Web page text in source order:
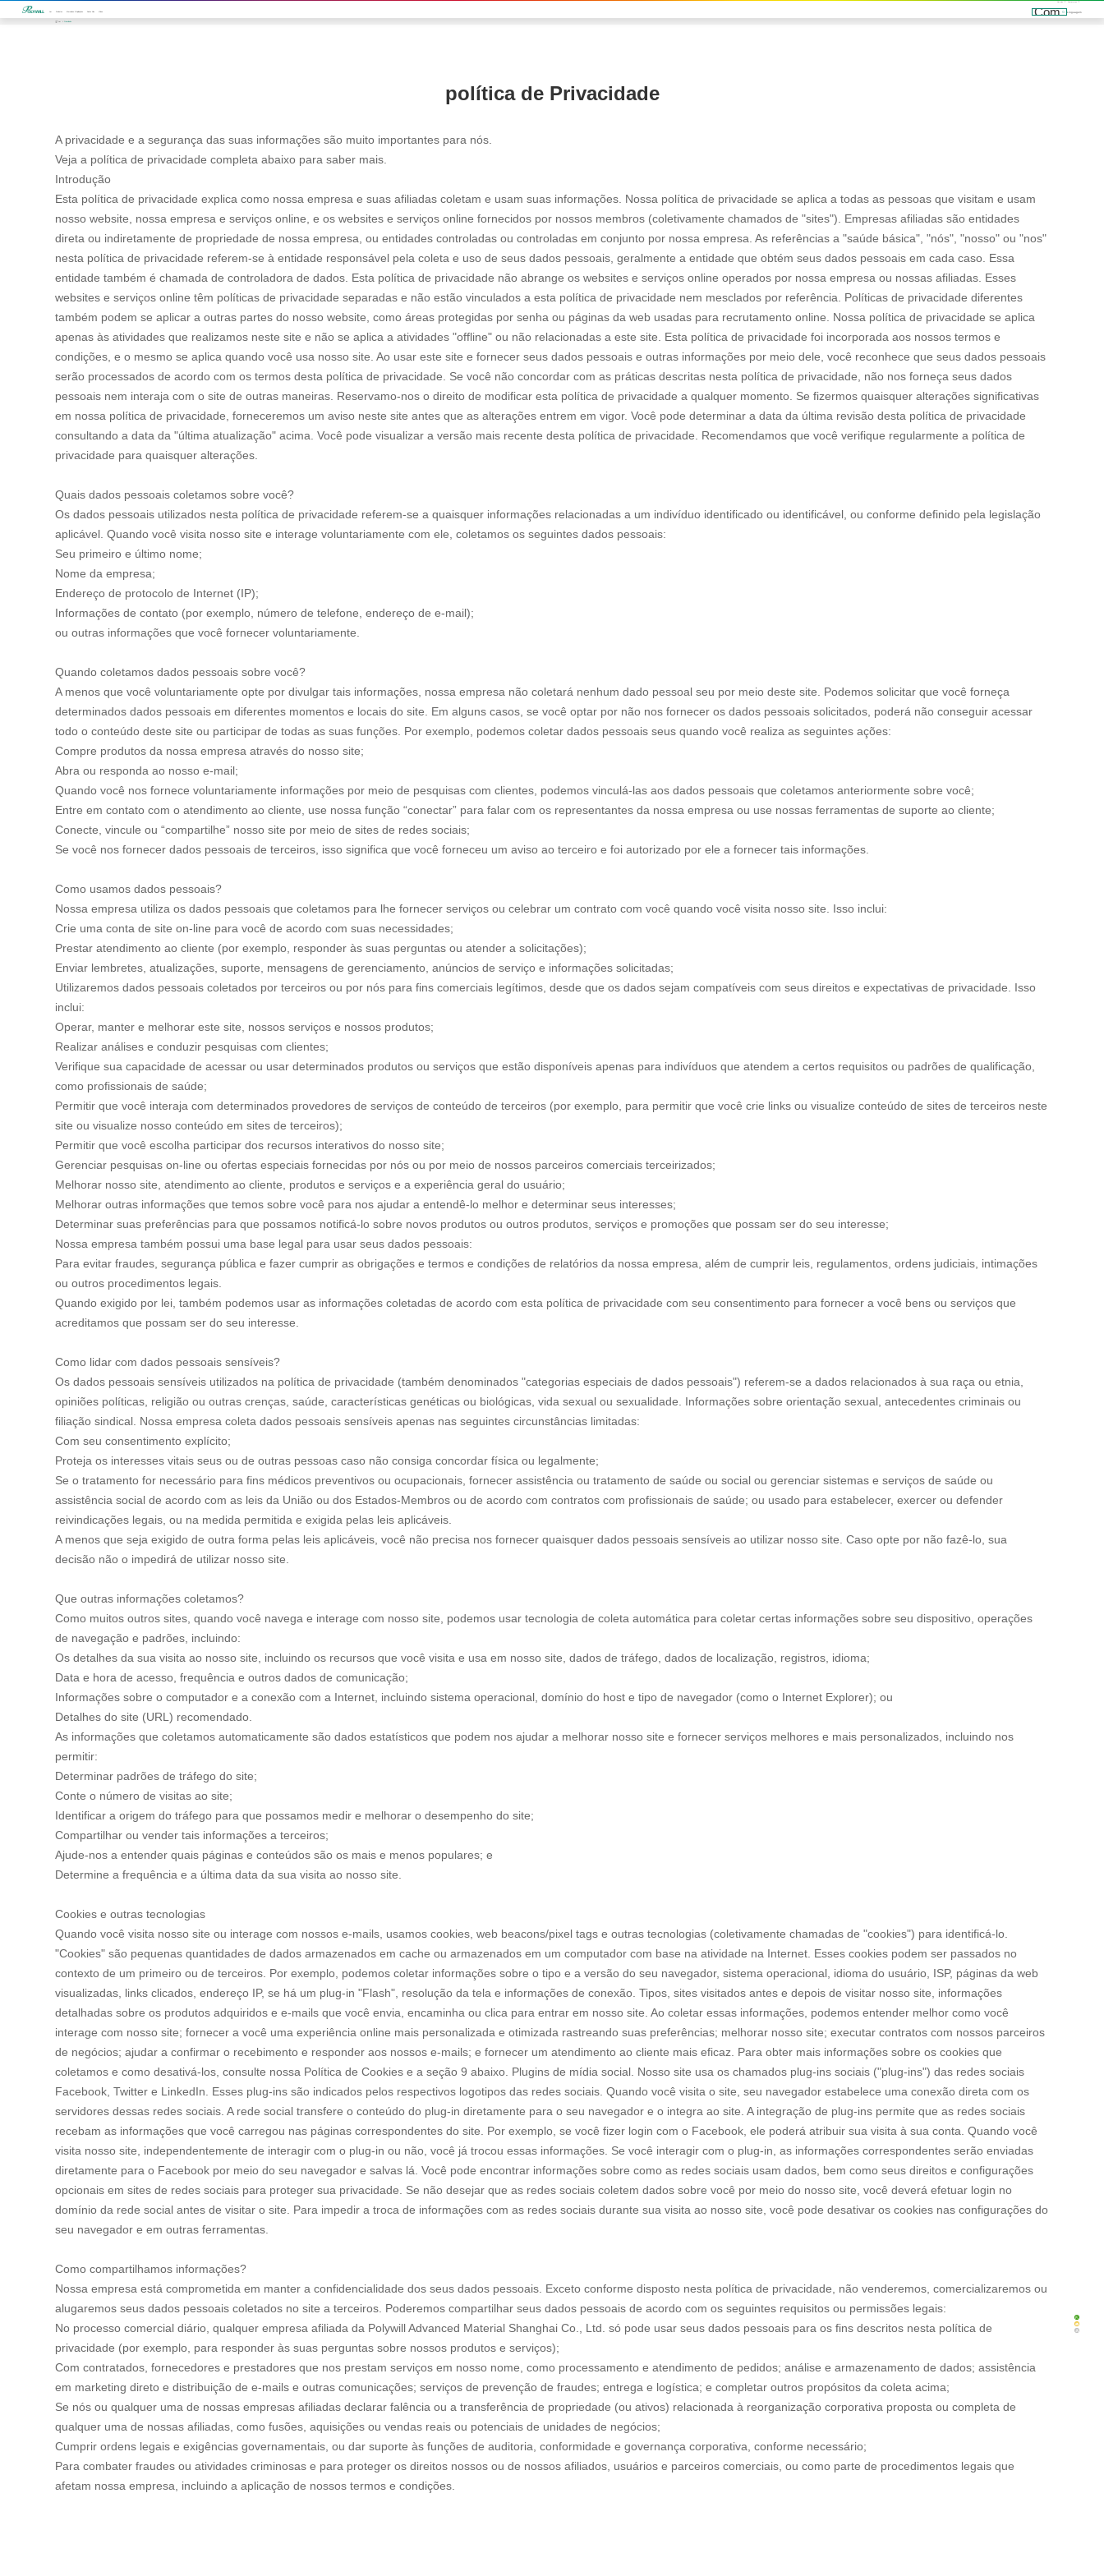
Lar Produtos Mercados E Aplicações Sobre Nós Vídeo Linguagem
Privacidade
política de Privacidade
A privacidade e a segurança das suas informações são muito importantes para nós.
Veja a política de privacidade completa abaixo para saber mais.
Introdução
Esta política de privacidade explica como nossa empresa e suas afiliadas coletam e usam suas informações. Nossa política de privacidade se aplica a todas as pessoas que visitam e usam
nosso website, nossa empresa e serviços online, e os websites e serviços online fornecidos por nossos membros (coletivamente chamados de "sites"). Empresas afiliadas são entidades
direta ou indiretamente de propriedade de nossa empresa, ou entidades controladas ou controladas em conjunto por nossa empresa. As referências a "saúde básica", "nós", "nosso" ou "nos"
nesta política de privacidade referem-se à entidade responsável pela coleta e uso de seus dados pessoais, geralmente a entidade que obtém seus dados pessoais em cada caso. Essa
entidade também é chamada de controladora de dados. Esta política de privacidade não abrange os websites e serviços online operados por nossa empresa ou nossas afiliadas. Esses
websites e serviços online têm políticas de privacidade separadas e não estão vinculados a esta política de privacidade nem mesclados por referência. Políticas de privacidade diferentes
também podem se aplicar a outras partes do nosso website, como áreas protegidas por senha ou páginas da web usadas para recrutamento online. Nossa política de privacidade se aplica
apenas às atividades que realizamos neste site e não se aplica a atividades "offline" ou não relacionadas a este site. Esta política de privacidade foi incorporada aos nossos termos e
condições, e o mesmo se aplica quando você usa nosso site. Ao usar este site e fornecer seus dados pessoais e outras informações por meio dele, você reconhece que seus dados pessoais
serão processados de acordo com os termos desta política de privacidade. Se você não concordar com as práticas descritas nesta política de privacidade, não nos forneça seus dados
pessoais nem interaja com o site de outras maneiras. Reservamo-nos o direito de modificar esta política de privacidade a qualquer momento. Se fizermos quaisquer alterações significativas
em nossa política de privacidade, forneceremos um aviso neste site antes que as alterações entrem em vigor. Você pode determinar a data da última revisão desta política de privacidade
consultando a data da "última atualização" acima. Você pode visualizar a versão mais recente desta política de privacidade. Recomendamos que você verifique regularmente a política de
privacidade para quaisquer alterações.
Quais dados pessoais coletamos sobre você?
Os dados pessoais utilizados nesta política de privacidade referem-se a quaisquer informações relacionadas a um indivíduo identificado ou identificável, ou conforme definido pela legislação
aplicável. Quando você visita nosso site e interage voluntariamente com ele, coletamos os seguintes dados pessoais:
Seu primeiro e último nome;
Nome da empresa;
Endereço de protocolo de Internet (IP);
Informações de contato (por exemplo, número de telefone, endereço de e-mail);
ou outras informações que você fornecer voluntariamente.
Quando coletamos dados pessoais sobre você?
A menos que você voluntariamente opte por divulgar tais informações, nossa empresa não coletará nenhum dado pessoal seu por meio deste site. Podemos solicitar que você forneça
determinados dados pessoais em diferentes momentos e locais do site. Em alguns casos, se você optar por não nos fornecer os dados pessoais solicitados, poderá não conseguir acessar
todo o conteúdo deste site ou participar de todas as suas funções. Por exemplo, podemos coletar dados pessoais seus quando você realiza as seguintes ações:
Compre produtos da nossa empresa através do nosso site;
Abra ou responda ao nosso e-mail;
Quando você nos fornece voluntariamente informações por meio de pesquisas com clientes, podemos vinculá-las aos dados pessoais que coletamos anteriormente sobre você;
Entre em contato com o atendimento ao cliente, use nossa função “conectar” para falar com os representantes da nossa empresa ou use nossas ferramentas de suporte ao cliente;
Conecte, vincule ou “compartilhe” nosso site por meio de sites de redes sociais;
Se você nos fornecer dados pessoais de terceiros, isso significa que você forneceu um aviso ao terceiro e foi autorizado por ele a fornecer tais informações.
Como usamos dados pessoais?
Nossa empresa utiliza os dados pessoais que coletamos para lhe fornecer serviços ou celebrar um contrato com você quando você visita nosso site. Isso inclui:
Crie uma conta de site on-line para você de acordo com suas necessidades;
Prestar atendimento ao cliente (por exemplo, responder às suas perguntas ou atender a solicitações);
Enviar lembretes, atualizações, suporte, mensagens de gerenciamento, anúncios de serviço e informações solicitadas;
Utilizaremos dados pessoais coletados por terceiros ou por nós para fins comerciais legítimos, desde que os dados sejam compatíveis com seus direitos e expectativas de privacidade. Isso
inclui:
Operar, manter e melhorar este site, nossos serviços e nossos produtos;
Realizar análises e conduzir pesquisas com clientes;
Verifique sua capacidade de acessar ou usar determinados produtos ou serviços que estão disponíveis apenas para indivíduos que atendem a certos requisitos ou padrões de qualificação,
como profissionais de saúde;
Permitir que você interaja com determinados provedores de serviços de conteúdo de terceiros (por exemplo, para permitir que você crie links ou visualize conteúdo de sites de terceiros neste
site ou visualize nosso conteúdo em sites de terceiros);
Permitir que você escolha participar dos recursos interativos do nosso site;
Gerenciar pesquisas on-line ou ofertas especiais fornecidas por nós ou por meio de nossos parceiros comerciais terceirizados;
Melhorar nosso site, atendimento ao cliente, produtos e serviços e a experiência geral do usuário;
Melhorar outras informações que temos sobre você para nos ajudar a entendê-lo melhor e determinar seus interesses;
Determinar suas preferências para que possamos notificá-lo sobre novos produtos ou outros produtos, serviços e promoções que possam ser do seu interesse;
Nossa empresa também possui uma base legal para usar seus dados pessoais:
Para evitar fraudes, segurança pública e fazer cumprir as obrigações e termos e condições de relatórios da nossa empresa, além de cumprir leis, regulamentos, ordens judiciais, intimações
ou outros procedimentos legais.
Quando exigido por lei, também podemos usar as informações coletadas de acordo com esta política de privacidade com seu consentimento para fornecer a você bens ou serviços que
acreditamos que possam ser do seu interesse.
Como lidar com dados pessoais sensíveis?
Os dados pessoais sensíveis utilizados na política de privacidade (também denominados "categorias especiais de dados pessoais") referem-se a dados relacionados à sua raça ou etnia,
opiniões políticas, religião ou outras crenças, saúde, características genéticas ou biológicas, vida sexual ou sexualidade. Informações sobre orientação sexual, antecedentes criminais ou
filiação sindical. Nossa empresa coleta dados pessoais sensíveis apenas nas seguintes circunstâncias limitadas:
Com seu consentimento explícito;
Proteja os interesses vitais seus ou de outras pessoas caso não consiga concordar física ou legalmente;
Se o tratamento for necessário para fins médicos preventivos ou ocupacionais, fornecer assistência ou tratamento de saúde ou social ou gerenciar sistemas e serviços de saúde ou
assistência social de acordo com as leis da União ou dos Estados-Membros ou de acordo com contratos com profissionais de saúde; ou usado para estabelecer, exercer ou defender
reivindicações legais, ou na medida permitida e exigida pelas leis aplicáveis.
A menos que seja exigido de outra forma pelas leis aplicáveis, você não precisa nos fornecer quaisquer dados pessoais sensíveis ao utilizar nosso site. Caso opte por não fazê-lo, sua
decisão não o impedirá de utilizar nosso site.
Que outras informações coletamos?
Como muitos outros sites, quando você navega e interage com nosso site, podemos usar tecnologia de coleta automática para coletar certas informações sobre seu dispositivo, operações
de navegação e padrões, incluindo:
Os detalhes da sua visita ao nosso site, incluindo os recursos que você visita e usa em nosso site, dados de tráfego, dados de localização, registros, idioma;
Data e hora de acesso, frequência e outros dados de comunicação;
Informações sobre o computador e a conexão com a Internet, incluindo sistema operacional, domínio do host e tipo de navegador (como o Internet Explorer); ou
Detalhes do site (URL) recomendado.
As informações que coletamos automaticamente são dados estatísticos que podem nos ajudar a melhorar nosso site e fornecer serviços melhores e mais personalizados, incluindo nos
permitir:
Determinar padrões de tráfego do site;
Conte o número de visitas ao site;
Identificar a origem do tráfego para que possamos medir e melhorar o desempenho do site;
Compartilhar ou vender tais informações a terceiros;
Ajude-nos a entender quais páginas e conteúdos são os mais e menos populares; e
Determine a frequência e a última data da sua visita ao nosso site.
Cookies e outras tecnologias
Quando você visita nosso site ou interage com nossos e-mails, usamos cookies, web beacons/pixel tags e outras tecnologias (coletivamente chamadas de "cookies") para identificá-lo.
"Cookies" são pequenas quantidades de dados armazenados em cache ou armazenados em um computador com base na atividade na Internet. Esses cookies podem ser passados no
contexto de um primeiro ou de terceiros. Por exemplo, podemos coletar informações sobre o tipo e a versão do seu navegador, sistema operacional, idioma do usuário, ISP, páginas da web
visualizadas, links clicados, endereço IP, se há um plug-in "Flash", resolução da tela e informações de conexão. Tipos, sites visitados antes e depois de visitar nosso site, informações
detalhadas sobre os produtos adquiridos e e-mails que você envia, encaminha ou clica para entrar em nosso site. Ao coletar essas informações, podemos entender melhor como você
interage com nosso site; fornecer a você uma experiência online mais personalizada e otimizada rastreando suas preferências; melhorar nosso site; executar contratos com nossos parceiros
de negócios; ajudar a confirmar o recebimento e responder aos nossos e-mails; e fornecer um atendimento ao cliente mais eficaz. Para obter mais informações sobre os cookies que
coletamos e como desativá-los, consulte nossa Política de Cookies e a seção 9 abaixo. Plugins de mídia social. Nosso site usa os chamados plug-ins sociais ("plug-ins") das redes sociais
Facebook, Twitter e LinkedIn. Esses plug-ins são indicados pelos respectivos logotipos das redes sociais. Quando você visita o site, seu navegador estabelece uma conexão direta com os
servidores dessas redes sociais. A rede social transfere o conteúdo do plug-in diretamente para o seu navegador e o integra ao site. A integração de plug-ins permite que as redes sociais
recebam as informações que você carregou nas páginas correspondentes do site. Por exemplo, se você fizer login com o Facebook, ele poderá atribuir sua visita à sua conta. Quando você
visita nosso site, independentemente de interagir com o plug-in ou não, você já trocou essas informações. Se você interagir com o plug-in, as informações correspondentes serão enviadas
diretamente para o Facebook por meio do seu navegador e salvas lá. Você pode encontrar informações sobre como as redes sociais usam dados, bem como seus direitos e configurações
opcionais em sites de redes sociais para proteger sua privacidade. Se não desejar que as redes sociais coletem dados sobre você por meio do nosso site, você deverá efetuar login no
domínio da rede social antes de visitar o site. Para impedir a troca de informações com as redes sociais durante sua visita ao nosso site, você pode desativar os cookies nas configurações do
seu navegador e em outras ferramentas.
Como compartilhamos informações?
Nossa empresa está comprometida em manter a confidencialidade dos seus dados pessoais. Exceto conforme disposto nesta política de privacidade, não venderemos, comercializaremos ou
alugaremos seus dados pessoais coletados no site a terceiros. Poderemos compartilhar seus dados pessoais de acordo com os seguintes requisitos ou permissões legais:
No processo comercial diário, qualquer empresa afiliada da Polywill Advanced Material Shanghai Co., Ltd. só pode usar seus dados pessoais para os fins descritos nesta política de
privacidade (por exemplo, para responder às suas perguntas sobre nossos produtos e serviços);
Com contratados, fornecedores e prestadores que nos prestam serviços em nosso nome, como processamento e atendimento de pedidos; análise e armazenamento de dados; assistência
em marketing direto e distribuição de e-mails e outras comunicações; serviços de prevenção de fraudes; entrega e logística; e completar outros propósitos da coleta acima;
Se nós ou qualquer uma de nossas empresas afiliadas declarar falência ou a transferência de propriedade (ou ativos) relacionada à reorganização corporativa proposta ou completa de
qualquer uma de nossas afiliadas, como fusões, aquisições ou vendas reais ou potenciais de unidades de negócios;
Cumprir ordens legais e exigências governamentais, ou dar suporte às funções de auditoria, conformidade e governança corporativa, conforme necessário;
Para combater fraudes ou atividades criminosas e para proteger os direitos nossos ou de nossos afiliados, usuários e parceiros comerciais, ou como parte de procedimentos legais que
afetam nossa empresa, incluindo a aplicação de nossos termos e condições.